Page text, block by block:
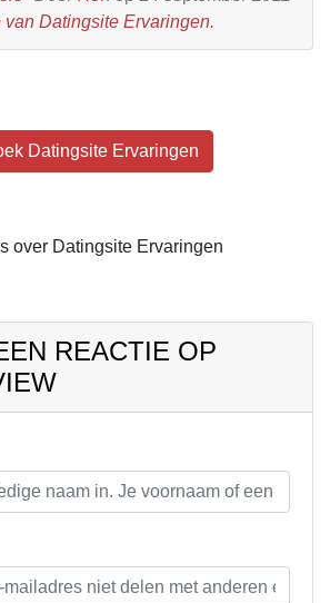
van Datingsite Ervaringen.
Datingsite Ervaringen
over Datingsite Ervaringen
REACTIE OP